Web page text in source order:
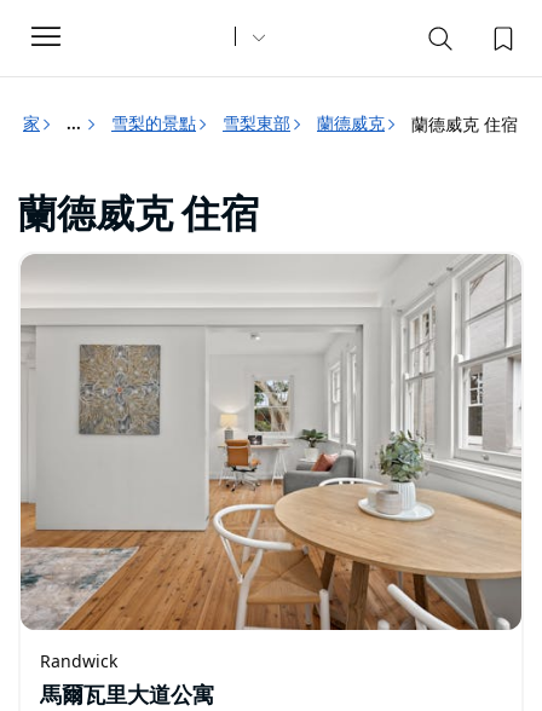
Toggle
navigation
家 ... 雪梨的景點 雪梨東部 蘭德威克 蘭德威克 住宿
蘭德威克 住宿
Randwick
馬爾瓦里大道公寓